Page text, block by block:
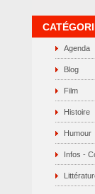
Agenda
Blog
Film
Histoire
Humour
Infos -